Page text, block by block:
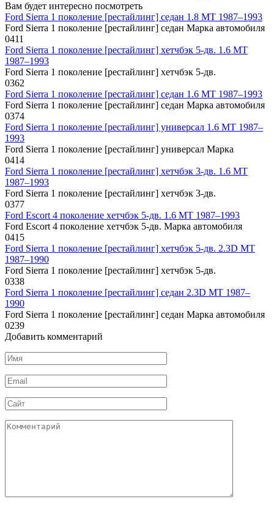
Вам будет интересно посмотреть
Ford Sierra 1 поколение [рестайлинг] седан 1.8 MT 1987–1993
Ford Sierra 1 поколение [рестайлинг] седан Марка автомобиля
0411
Ford Sierra 1 поколение [рестайлинг] хетчбэк 5-дв. 1.6 MT
1987–1993
Ford Sierra 1 поколение [рестайлинг] хетчбэк 5-дв.
0362
Ford Sierra 1 поколение [рестайлинг] седан 1.6 MT 1987–1993
Ford Sierra 1 поколение [рестайлинг] седан Марка автомобиля
0374
Ford Sierra 1 поколение [рестайлинг] универсал 1.6 MT 1987–
1993
Ford Sierra 1 поколение [рестайлинг] универсал Марка
0414
Ford Sierra 1 поколение [рестайлинг] хетчбэк 3-дв. 1.6 MT
1987–1993
Ford Sierra 1 поколение [рестайлинг] хетчбэк 3-дв.
0377
Ford Escort 4 поколение хетчбэк 5-дв. 1.6 MT 1987–1993
Ford Escort 4 поколение хетчбэк 5-дв. Марка автомобиля
0415
Ford Sierra 1 поколение [рестайлинг] хетчбэк 5-дв. 2.3D MT
1987–1990
Ford Sierra 1 поколение [рестайлинг] хетчбэк 5-дв.
0338
Ford Sierra 1 поколение [рестайлинг] седан 2.3D MT 1987–
1990
Ford Sierra 1 поколение [рестайлинг] седан Марка автомобиля
0239
Добавить комментарий
Имя
*
Email
*
Сайт
Комментарий